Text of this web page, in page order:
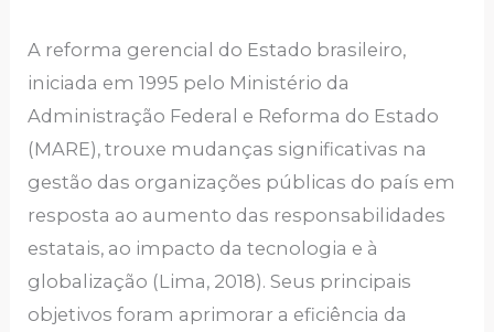
A reforma gerencial do Estado brasileiro,
iniciada em 1995 pelo Ministério da
Administração Federal e Reforma do Estado
(MARE), trouxe mudanças significativas na
gestão das organizações públicas do país em
resposta ao aumento das responsabilidades
estatais, ao impacto da tecnologia e à
globalização (Lima, 2018). Seus principais
objetivos foram aprimorar a eficiência da